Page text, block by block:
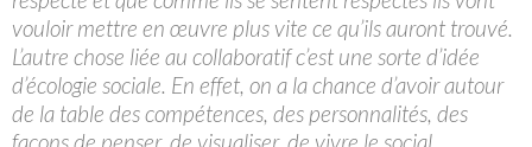
vouloir mettre en œuvre plus vite ce qu’ils auront trouvé.
L’autre chose liée au collaboratif c’est une sorte d’idée
d’écologie sociale. En effet, on a la chance d’avoir autour
de la table des compétences, des personnalités, des
façons de penser, de visualiser, de vivre le social